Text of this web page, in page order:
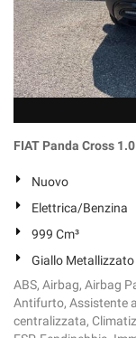
FIAT Panda Cross
Nuovo
Elettrica/Benzina
999 Cm³
Giallo Metallizzato
ABS, Airbag, Airbag
Antifurto, Assistente
centralizzata,